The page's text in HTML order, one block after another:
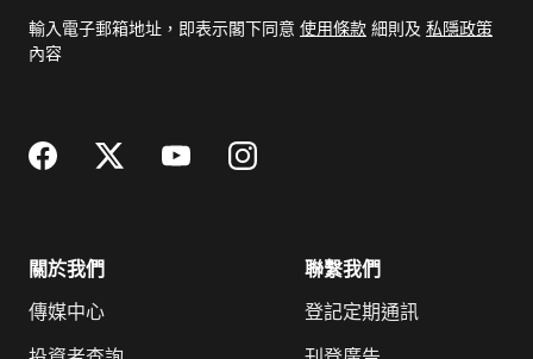
郵
輸入電子郵箱地址，即表示閣下同意 使用條款 細則及 私隱政策
內容
關於我們
傳媒中心
聯繫我們
登記定期通訊